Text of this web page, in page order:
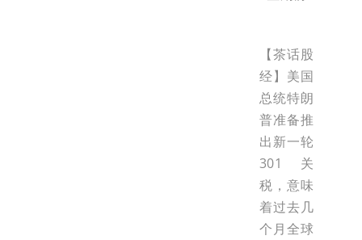
【茶话股
经】美国
总统特朗
普准备推
出新一轮
301关
税，意味
着过去几
个月全球